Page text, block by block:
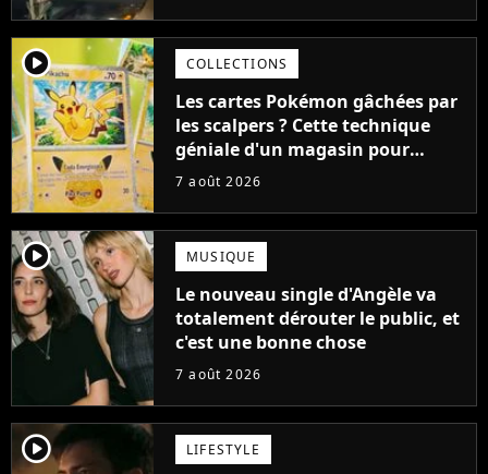
player2 COLLECTIONS
Les cartes Pokémon gâchées par
les scalpers ? Cette technique
géniale d'un magasin pour
ruiner les revendeurs
7 août 2026
player2 MUSIQUE
Le nouveau single d'Angèle va
totalement dérouter le public, et
c'est une bonne chose
7 août 2026
player2 LIFESTYLE